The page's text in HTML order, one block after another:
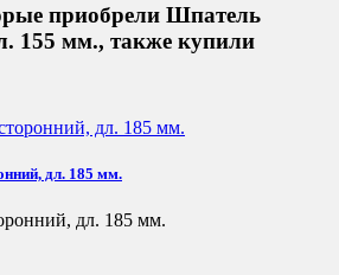
приобрели Шпатель
155 мм., также купили
дл. 185 мм.
дл. 185 мм.